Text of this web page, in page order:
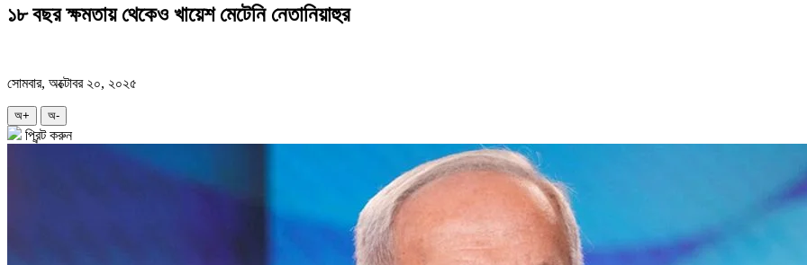
১৮ বছর ক্ষমতায় থেকেও খায়েশ মেটেনি নেতানিয়াহুর
সোমবার, অক্টোবর ২০, ২০২৫
অ+ অ-
প্রিন্ট করুন